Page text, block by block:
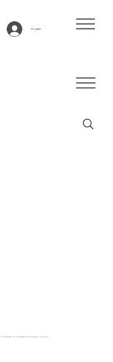
Inloggen
goedgekeurd, olie- en vetbestendig, temperatuurbereik -10°C tot 110°C